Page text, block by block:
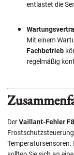
entlastet die
Mit einem
Fachbetrieb
regelmäßig
DerVaillant-Fehler
Temperatursensoren.